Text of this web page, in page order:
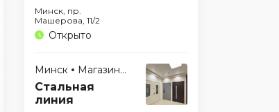
Минск, пр.
Машерова, 11/2
Открыто
Минск Магазины
Стальная
линия